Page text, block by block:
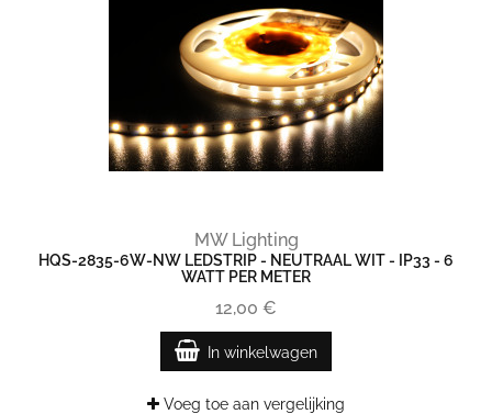
MW Lighting
HQS-2835-6W-NW LEDSTRIP - NEUTRAAL WIT - IP33 - 6
WATT PER METER
12,00 €
In winkelwagen
Voeg toe aan vergelijking